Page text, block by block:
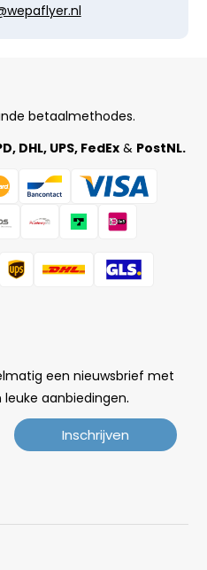
betaalmethodes.
DHL, UPS, FedEx & PostNL.
een nieuwsbrief met
aanbiedingen.
Inschrijven